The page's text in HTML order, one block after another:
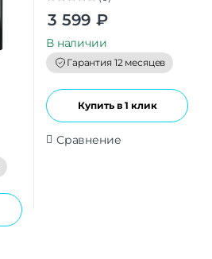
o
t
o
f
5
3 599 ₽
В наличии
Гарантия 12 месяцев
Купить в 1 клик
Сравнение